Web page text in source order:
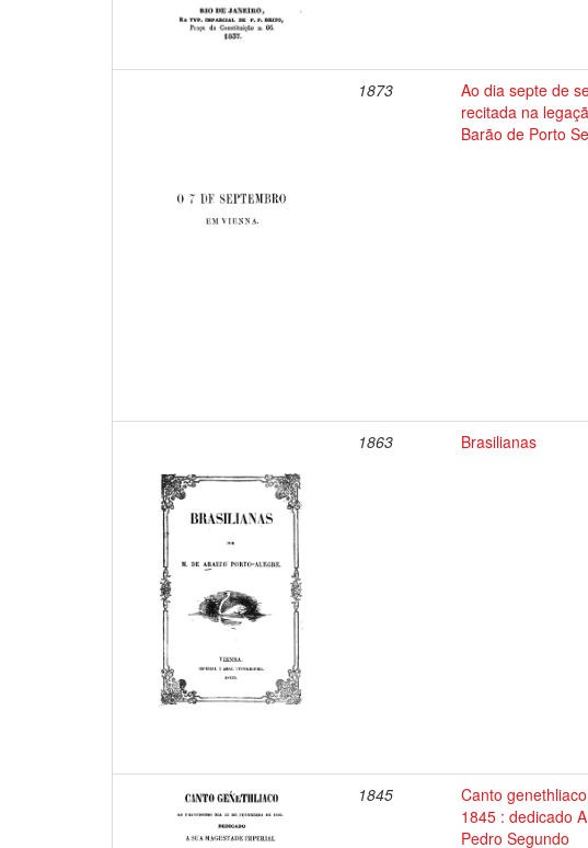
1873
Ao dia septe de
recitada na
Barão de Porto
1863 Brasilianas
1845
Canto
1845 : dedicado
Pedro Segundo